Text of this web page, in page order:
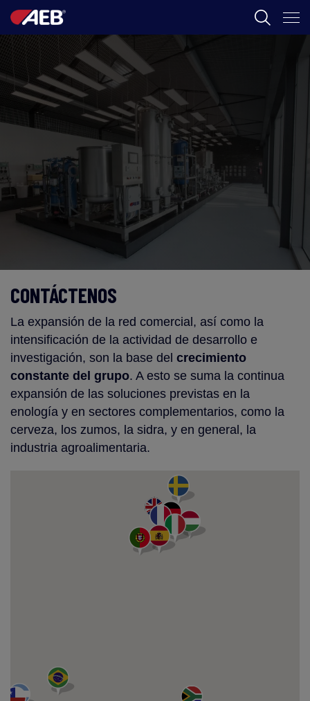
AEB
ENOLOGÍA
CERVEZA
SPIRITS
AEB ACADEMY
AR
CONTÁCTENOS
La expansión de la red comercial, así como la
intensificación de la actividad de desarrollo e
investigación, son la base del crecimiento
constante del grupo. A esto se suma la continua
expansión de las soluciones previstas en la
enología y en sectores complementarios, como la
cerveza, los zumos, la sidra, y en general, la
industria agroalimentaria.